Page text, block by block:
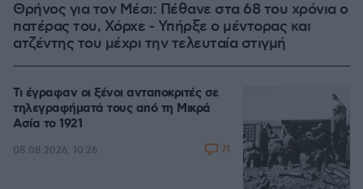
Θρήνος για τον Μέσι: Πέθανε στα 68 του χρόνια ο
πατέρας του, Χόρχε - Υπήρξε ο μέντορας και
ατζέντης του μέχρι την τελευταία στιγμή
Τι έγραφαν οι ξένοι ανταποκριτές σε
τηλεγραφήματά τους από τη Μικρά
Ασία το 1921
08.08.2026, 10:26 71